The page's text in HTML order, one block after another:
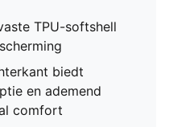
TPU-softshell
biedt
en ademend
comfort